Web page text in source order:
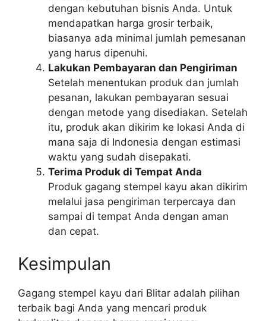
dengan kebutuhan bisnis Anda. Untuk
mendapatkan harga grosir terbaik,
biasanya ada minimal jumlah pemesanan
yang harus dipenuhi.
Lakukan Pembayaran dan Pengiriman
Setelah menentukan produk dan jumlah
pesanan, lakukan pembayaran sesuai
dengan metode yang disediakan. Setelah
itu, produk akan dikirim ke lokasi Anda di
mana saja di Indonesia dengan estimasi
waktu yang sudah disepakati.
Terima Produk di Tempat Anda
Produk gagang stempel kayu akan dikirim
melalui jasa pengiriman terpercaya dan
sampai di tempat Anda dengan aman
dan cepat.
Kesimpulan
Gagang stempel kayu dari Blitar adalah pilihan
terbaik bagi Anda yang mencari produk